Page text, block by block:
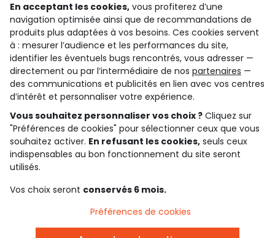
qui sommes-nous ?
besoin d'aide ?
le club fidélité
notre catalogue
Conditions générales de ventes et d'utilisation
Conditions d’utilisation des réseaux sociaux
Politique de confidentialité
Cookies et données personnelles
Paramètres des cookies
En acceptant les cookies, vous profiterez d’une
navigation optimisée ainsi que de recommandations de
produits plus adaptées à vos besoins. Ces cookies servent
à : mesurer l’audience et les performances du site,
identifier les éventuels bugs rencontrés, vous adresser —
directement ou par l’intermédiaire de nos partenaires —
des communications et publicités en lien avec vos centres
d’intérêt et personnaliser votre expérience.
Vous souhaitez personnaliser vos choix ? Cliquez sur
"Préférences de cookies" pour sélectionner ceux que vous
souhaitez activer. En refusant les cookies, seuls ceux
indispensables au bon fonctionnement du site seront
utilisés.
Vos choix seront conservés 6 mois.
Préférences de cookies